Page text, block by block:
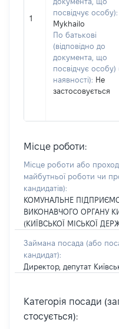
1
посвідчує особу):
Mykhailo
По батькові
(відповідно до
документа, що
посвідчує особу)
наявності): Не
застосовується
Місце роботи:
Місце роботи або
майбутньої роботи чи
кандидатів):
КОМУНАЛЬНЕ
ВИКОНАВЧОГО ОРГАНУ
(КИЇВСЬКОЇ МІСЬКОЇ
Займана посада (або
кандидат):
Директор, депутат
Категорія посади
стосується):